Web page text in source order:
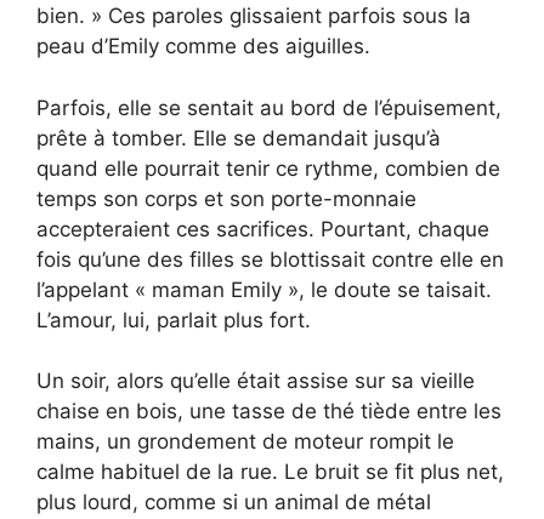
bien. » Ces paroles glissaient parfois sous la
peau d’Emily comme des aiguilles.
Parfois, elle se sentait au bord de l’épuisement,
prête à tomber. Elle se demandait jusqu’à
quand elle pourrait tenir ce rythme, combien de
temps son corps et son porte-monnaie
accepteraient ces sacrifices. Pourtant, chaque
fois qu’une des filles se blottissait contre elle en
l’appelant « maman Emily », le doute se taisait.
L’amour, lui, parlait plus fort.
Un soir, alors qu’elle était assise sur sa vieille
chaise en bois, une tasse de thé tiède entre les
mains, un grondement de moteur rompit le
calme habituel de la rue. Le bruit se fit plus net,
plus lourd, comme si un animal de métal